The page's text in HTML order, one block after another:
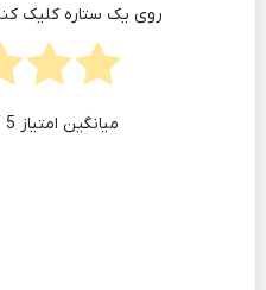
روی یک ستاره کلیک
میانگین امتیاز 5